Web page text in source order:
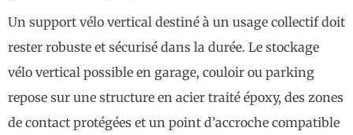
Un support vélo vertical destiné à un usage collectif doit
rester robuste et sécurisé dans la durée. Le stockage
vélo vertical possible en garage, couloir ou parking
repose sur une structure en acier traité époxy, des zones
de contact protégées et un point d’accroche compatible